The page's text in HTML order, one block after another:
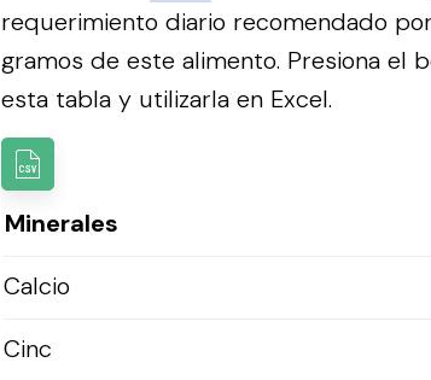
requerimiento diario recomendado
gramos de este alimento. Presiona el
esta tabla y utilizarla en Excel.
Minerales
Calcio
Cinc